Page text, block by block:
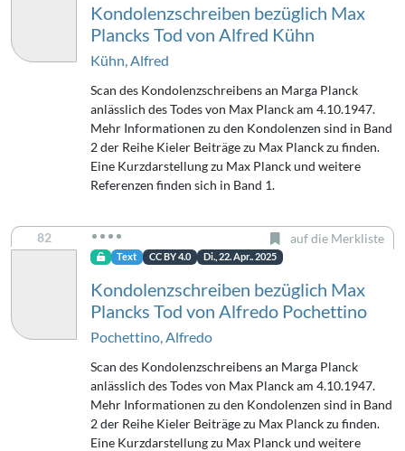
Kondolenzschreiben bezüglich Max
Plancks Tod von Alfred Kühn
Kühn, Alfred
Scan des Kondolenzschreibens an Marga Planck
anlässlich des Todes von Max Planck am 4.10.1947.
Mehr Informationen zu den Kondolenzen sind in Band
2 der Reihe Kieler Beiträge zu Max Planck zu finden.
Eine Kurzdarstellung zu Max Planck und weitere
Referenzen finden sich in Band 1.
82 auf die Merkliste
Text CC BY 4.0 Di., 22. Apr.. 2025
Kondolenzschreiben bezüglich Max
Plancks Tod von Alfredo Pochettino
Pochettino, Alfredo
Scan des Kondolenzschreibens an Marga Planck
anlässlich des Todes von Max Planck am 4.10.1947.
Mehr Informationen zu den Kondolenzen sind in Band
2 der Reihe Kieler Beiträge zu Max Planck zu finden.
Eine Kurzdarstellung zu Max Planck und weitere